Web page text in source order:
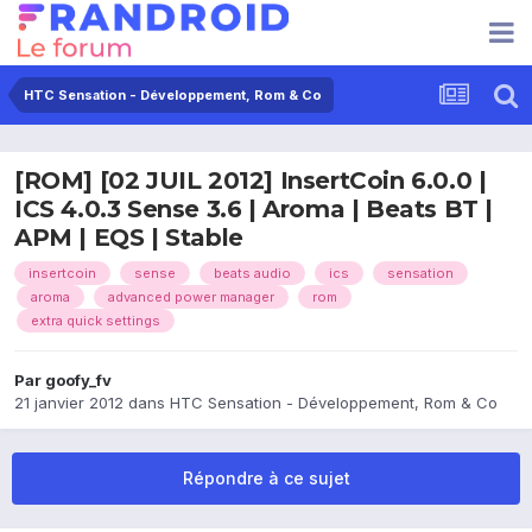
HTC Sensation - Développement, Rom & Co
[ROM] [02 JUIL 2012] InsertCoin 6.0.0 |
ICS 4.0.3 Sense 3.6 | Aroma | Beats BT |
APM | EQS | Stable
insertcoin sense beats audio ics
sensation
aroma
advanced power manager
rom
extra quick settings
Par goofy_fv
21 janvier 2012 dans HTC Sensation - Développement, Rom & Co
Répondre à ce sujet